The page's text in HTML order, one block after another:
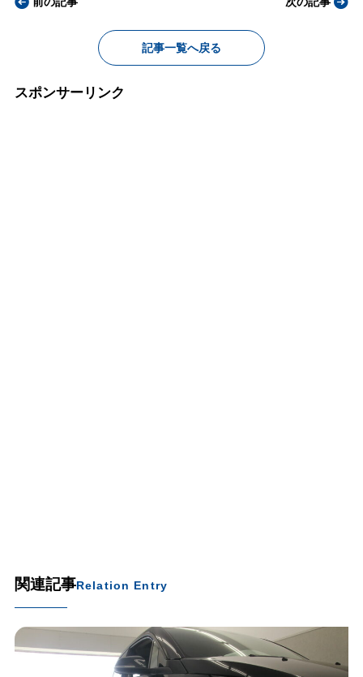
記事一覧へ戻る
スポンサーリンク
関連記事Relation Entry